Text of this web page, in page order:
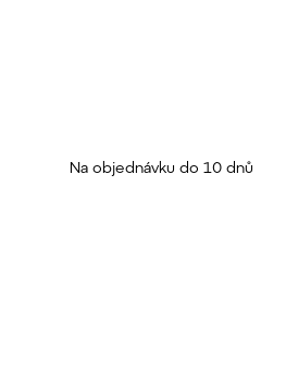
Na objednávku do 10 dnů